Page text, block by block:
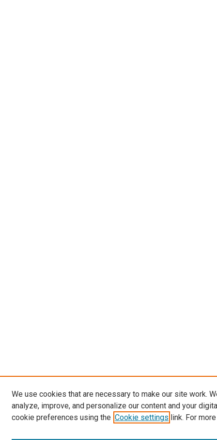
We use cookies that are necessary to make our site work.
analyze, improve, and personalize our content and your
cookie preferences using the Cookie settings link. For